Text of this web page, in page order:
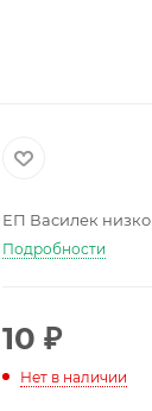
ЕП Василек
Подробности
10 ₽
Нет в наличии